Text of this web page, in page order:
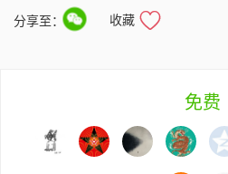
分享至： 收藏
免费